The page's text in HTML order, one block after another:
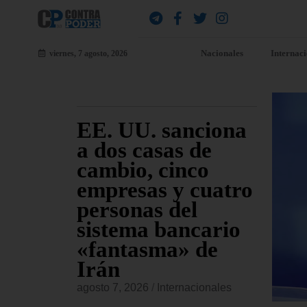
viernes, 7 agosto, 2026 Nacionales
EE. UU. sanciona
a dos casas de
cambio, cinco
empresas y cuatro
personas del
sistema bancario
«fantasma» de
Irán
agosto 7, 2026 Internacionales